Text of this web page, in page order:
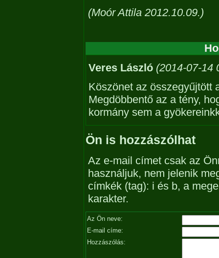
(Moór Attila 2012.10.09.)
Veres László (2014-07-14
Köszönet az összegyűjtött
Megdöbbentő az a tény,
kormány sem a
Ön is hozzászólhat
Az e-mail címet csak az
használjuk, nem jelenik
címkék (tag): i és b, a
karakter.
Az Ön neve:
E-mail címe:
Hozzászólás: